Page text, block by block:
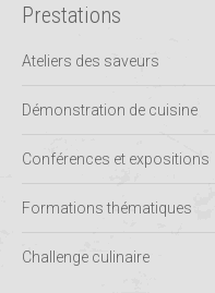
Prestations
Ateliers des saveurs
Démonstration de cuisine
Conférences et expositions
Formations thématiques
Challenge culinaire